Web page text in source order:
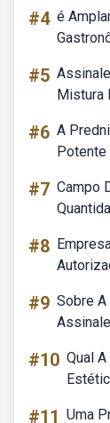
#4 é
#5
Mistura
#6 A
Potente
#7 Campo
#8
#9 Sobre
#10 Qual
#11 Uma